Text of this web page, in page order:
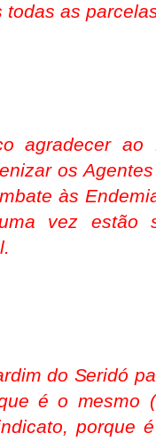
todas as
agradecer ao
os
às
vez estão
do Seridó
é o mesmo
porque